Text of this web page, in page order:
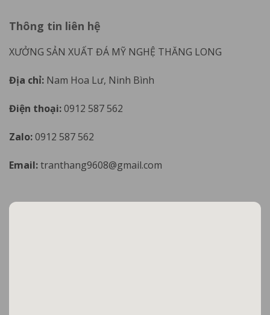
Thông tin liên hệ
XƯỞNG SẢN XUẤT ĐÁ MỸ NGHỆ THĂNG LONG
Địa chỉ: Nam Hoa Lư, Ninh Bình
Điện thoại:0912 587 562
Zalo:0912 587 562
Email:tranthang9608@gmail.com